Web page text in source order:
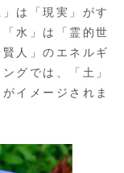
は「現実」がす
水」は「霊的世
人」のエネルギ
グでは、「土」
イメージされま